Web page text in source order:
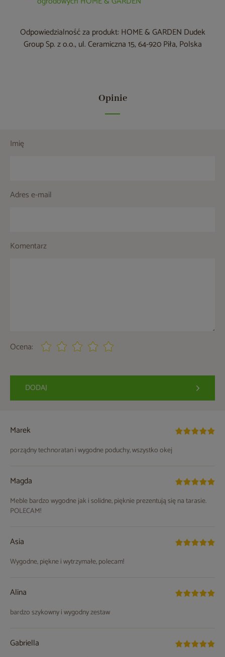
Odpowiedzialność za produkt: HOME & GARDEN Dudek
Group Sp. z o.o., ul. Ceramiczna 15, 64-920 Piła, Polska
Opinie
Imię
Adres e-mail
Komentarz
Ocena:
DODAJ
Marek
porządny technoratan i wygodne poduchy, wszystko okej
Magda
Meble bardzo wygodne jak i solidne, pięknie prezentują się na tarasie.
POLECAM!
Asia
Wygodne, piękne i wytrzymałe, polecam!
Alina
bardzo szykowny i wygodny zestaw
Gabriella